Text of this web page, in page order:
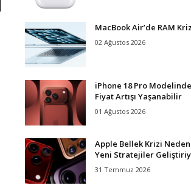
MacBook Air’de RAM
02 Ağustos 2026
iPhone 18 Pro Modelinde
Fiyat Artışı Yaşanabilir
01 Ağustos 2026
Apple Bellek Krizi
Yeni Stratejiler
31 Temmuz 2026